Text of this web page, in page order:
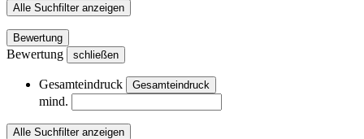
Alle Suchfilter anzeigen
Bewertung
Bewertung schließen
Gesamteindruck Gesamteindruck
mind.
Alle Suchfilter anzeigen